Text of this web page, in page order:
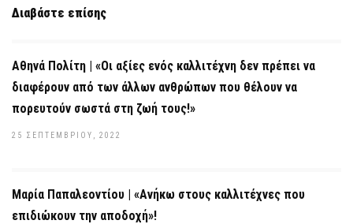
Διαβάστε επίσης
Αθηνά Πολίτη | «Οι αξίες ενός καλλιτέχνη δεν πρέπει να
διαφέρουν από των άλλων ανθρώπων που θέλουν να
πορευτούν σωστά στη ζωή τους!»
25 ΣΕΠΤΕΜΒΡΊΟΥ, 2022
Μαρία Παπαλεοντίου | «Ανήκω στους καλλιτέχνες που
επιδιώκουν την αποδοχή»!